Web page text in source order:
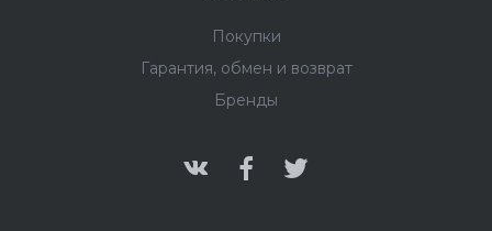
Покупки
Гарантия, обмен и возврат
Бренды